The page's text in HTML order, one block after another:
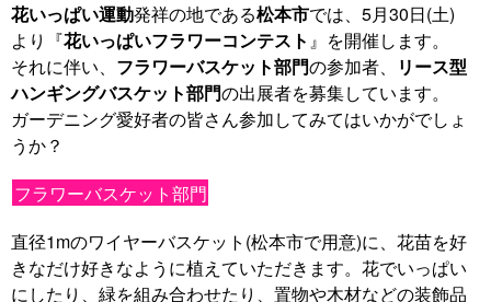
花いっぱい運動発祥の地である松本市では、5月30日(土)
より『花いっぱいフラワーコンテスト 』を開催します。
それに伴い、 フラワーバスケット部門の参加者、
リース型
ハンギングバスケット部門の出展者を募集しています。
ガーデニング愛好者の皆さん参加してみてはいかがでしょ
うか？
フラワーバスケット部門
直径1mのワイヤーバスケット(松本市で用意)に、花苗を好
きなだけ好きなように植えていただきます。花でいっぱい
にしたり、緑を組み合わせたり、置物や木材などの装飾品